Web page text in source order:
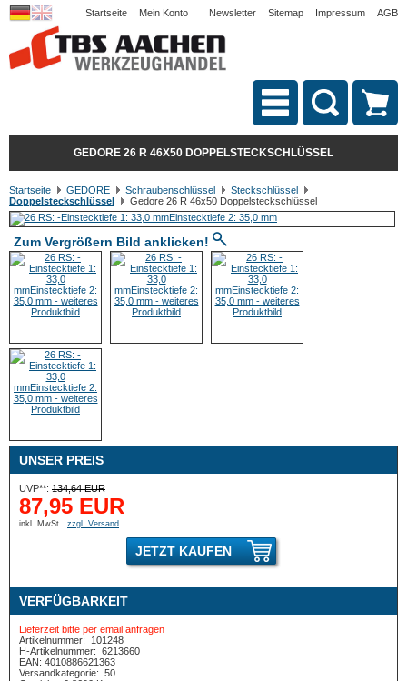
Startseite Mein Konto Newsletter Sitemap Impressum AGB
GEDORE 26 R 46X50 DOPPELSTECKSCHLÜSSEL
Startseite GEDORE Schraubenschlüssel
Steckschlüssel
Doppelsteckschlüssel
Gedore 26 R 46x50 Doppelsteckschlüssel
Zum Vergrößern Bild anklicken!
UNSER PREIS
UVP**: 134,64 EUR
87,95 EUR
inkl. MwSt. zzgl. Versand
JETZT KAUFEN
VERFÜGBARKEIT
Lieferzeit bitte per email anfragen
Artikelnummer:
101248
H-Artikelnummer: 6213660
EAN: 4010886621363
Versandkategorie: 50